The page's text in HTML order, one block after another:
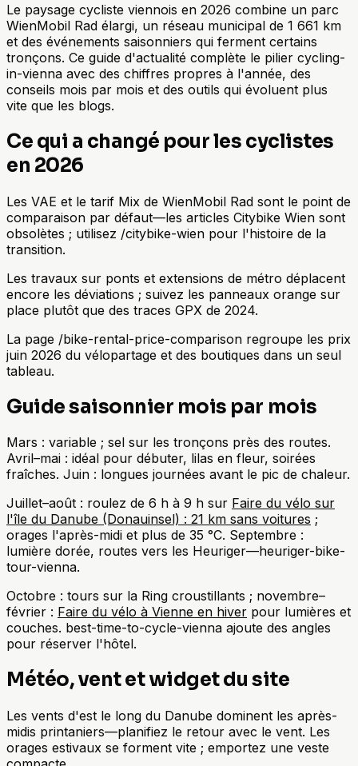
Le paysage cycliste viennois en 2026 combine un parc
WienMobil Rad élargi, un réseau municipal de 1 661 km
et des événements saisonniers qui ferment certains
tronçons. Ce guide d'actualité complète le pilier cycling-
in-vienna avec des chiffres propres à l'année, des
conseils mois par mois et des outils qui évoluent plus
vite que les blogs.
Ce qui a changé pour les cyclistes
en 2026
Les VAE et le tarif Mix de WienMobil Rad sont le point de
comparaison par défaut—les articles Citybike Wien sont
obsolètes ; utilisez /citybike-wien pour l'histoire de la
transition.
Les travaux sur ponts et extensions de métro déplacent
encore les déviations ; suivez les panneaux orange sur
place plutôt que des traces GPX de 2024.
La page /bike-rental-price-comparison regroupe les prix
juin 2026 du vélopartage et des boutiques dans un seul
tableau.
Guide saisonnier mois par mois
Mars : variable ; sel sur les tronçons près des routes.
Avril–mai : idéal pour débuter, lilas en fleur, soirées
fraîches. Juin : longues journées avant le pic de chaleur.
Juillet–août : roulez de 6 h à 9 h sur Faire du vélo sur
l'île du Danube (Donauinsel) : 21 km sans voitures ;
orages l'après-midi et plus de 35 °C. Septembre :
lumière dorée, routes vers les Heuriger—heuriger-bike-
tour-vienna.
Octobre : tours sur la Ring croustillants ; novembre–
février : Faire du vélo à Vienne en hiver pour lumières et
couches. best-time-to-cycle-vienna ajoute des angles
pour réserver l'hôtel.
Météo, vent et widget du site
Les vents d'est le long du Danube dominent les après-
midis printaniers—planifiez le retour avec le vent. Les
orages estivaux se forment vite ; emportez une veste